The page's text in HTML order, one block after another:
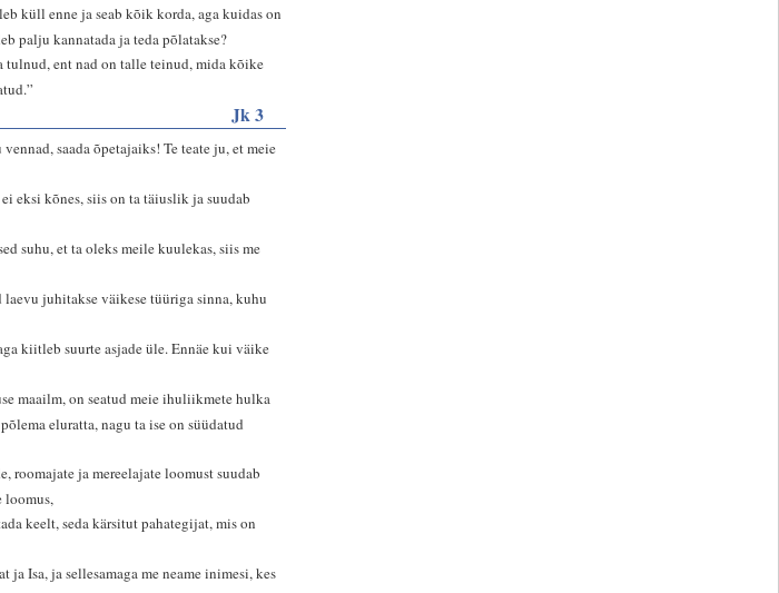
küll enne ja seab kõik korda, aga kuidas on
palju kannatada ja teda põlatakse?
tulnud, ent nad on talle teinud, mida kõike
Jk 3
saada õpetajaiks! Te teate ju, et meie
eksi kõnes, siis on ta täiuslik ja suudab
suhu, et ta oleks meile kuulekas, siis me
juhitakse väikese tüüriga sinna, kuhu
kiitleb suurte asjade üle. Ennäe kui väike
maailm, on seatud meie ihuliikmete hulka
eluratta, nagu ta ise on süüdatud
roomajate ja mereelajate loomust suudab
loomus,
keelt, seda kärsitut pahategijat, mis on
ja Isa, ja sellesamaga me neame inimesi, kes